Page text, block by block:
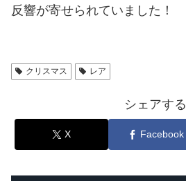
反響が寄せられていました！
クリスマス レア
シェアする
X Facebook